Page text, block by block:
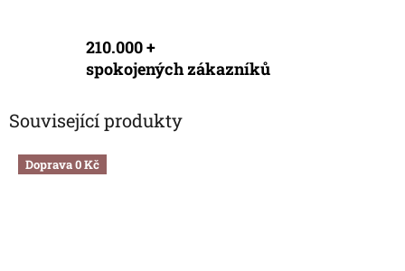
210.000 +
spokojených zákazníků
Související produkty
Doprava 0 Kč